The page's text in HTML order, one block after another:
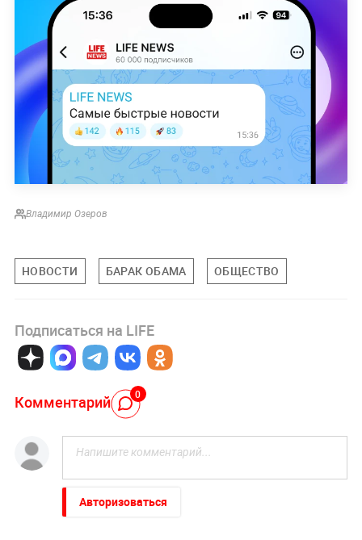
Владимир Озеров
НОВОСТИ БАРАК ОБАМА ОБЩЕСТВО
Подписаться на LIFE
Комментарий 0
Авторизоваться